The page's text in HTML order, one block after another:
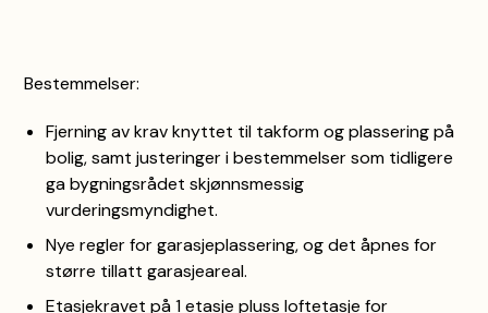
Bestemmelser:
Fjerning av krav knyttet til takform og plassering på
bolig, samt justeringer i bestemmelser som tidligere
ga bygningsrådet skjønnsmessig
vurderingsmyndighet.
Nye regler for garasjeplassering, og det åpnes for
større tillatt garasjeareal.
Etasjekravet på 1 etasje pluss loftetasje for